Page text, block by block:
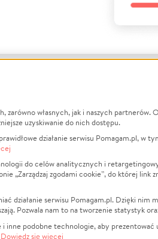
O nas
Opinie
Raporty
Za darmo
Dla NGO
Fundacja Pomagam.pl
własnych, jak i naszych
uzyskiwanie do nich dostępu.
działanie serwisu Pomagam.pl, w
do celów analitycznych i
„Zarządzaj zgodami cookie”, do której link
działanie serwisu Pomagam.pl. Dzięki nim
Pozwala nam to na tworzenie statystyk
inne podobne technologie, aby
Dowiedz się więcej